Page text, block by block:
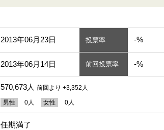
2013年06月23日 投票率 -%
2013年06月14日 前回投票率 -%
570,673人 前回より +3,352人
男性 0人 女性 0人
任期満了